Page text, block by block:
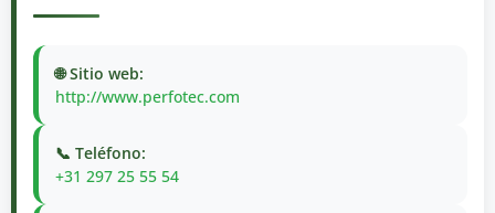
🌐 Sitio web:
http://www.perfotec.com
📞 Teléfono:
+31 297 25 55 54